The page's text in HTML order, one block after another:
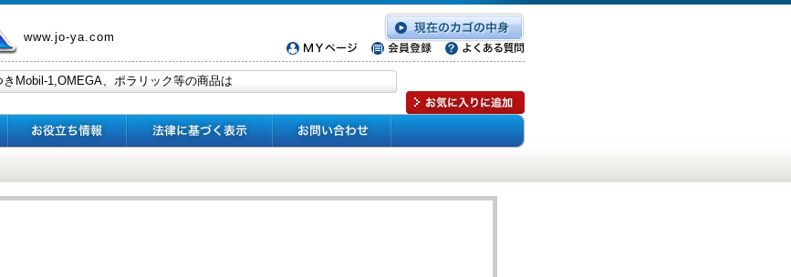
www.jo-ya.com